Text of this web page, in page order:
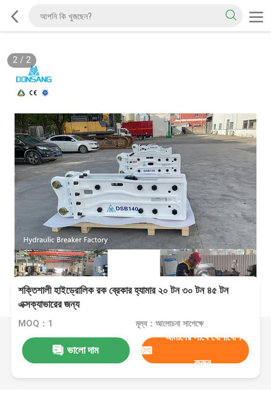
2/ 2
শক্তিশালী হাইড্রোলিক রক ব্রেকার হ্যামার ২০ টন ৩০ টন ৪৫ টন
এক্সক্যাভারের জন্য
MOQ：1 মূল্য：আলোচনা সাপেক্ষে
ভালো দাম
আমাদের সাথে যোগাযোগ
করুন